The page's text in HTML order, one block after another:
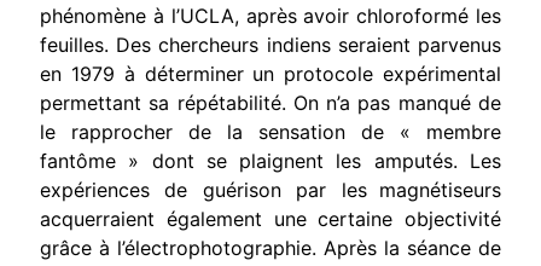
phénomène à l’UCLA, après avoir chloroformé les
feuil­les. Des chercheurs indiens seraient parvenus
en 1979 à déterminer un protocole expérimental
permettant sa répétabilité. On n’a pas manqué de
le rapprocher de la sensation de « membre
fantôme » dont se plaignent les amputés. Les
expériences de guérison par les magnétiseurs
acquerraient également une certaine objectivité
grâce à l’électrophotographie. Après la séance de